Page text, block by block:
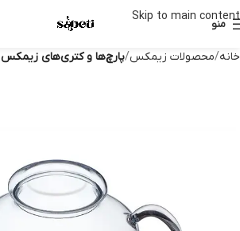
Skip to main content
منو
خانه محصولات زیمکس پارچ‌ها و کتری‌های زیمکس